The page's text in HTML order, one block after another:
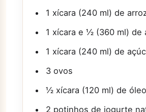
1 xícara (240 ml) de
1 xícara e ½ (360 ml) de
1 xícara (240 ml) de
3 ovos
½ xícara (120 ml) de óleo
2 potinhos de iogurte